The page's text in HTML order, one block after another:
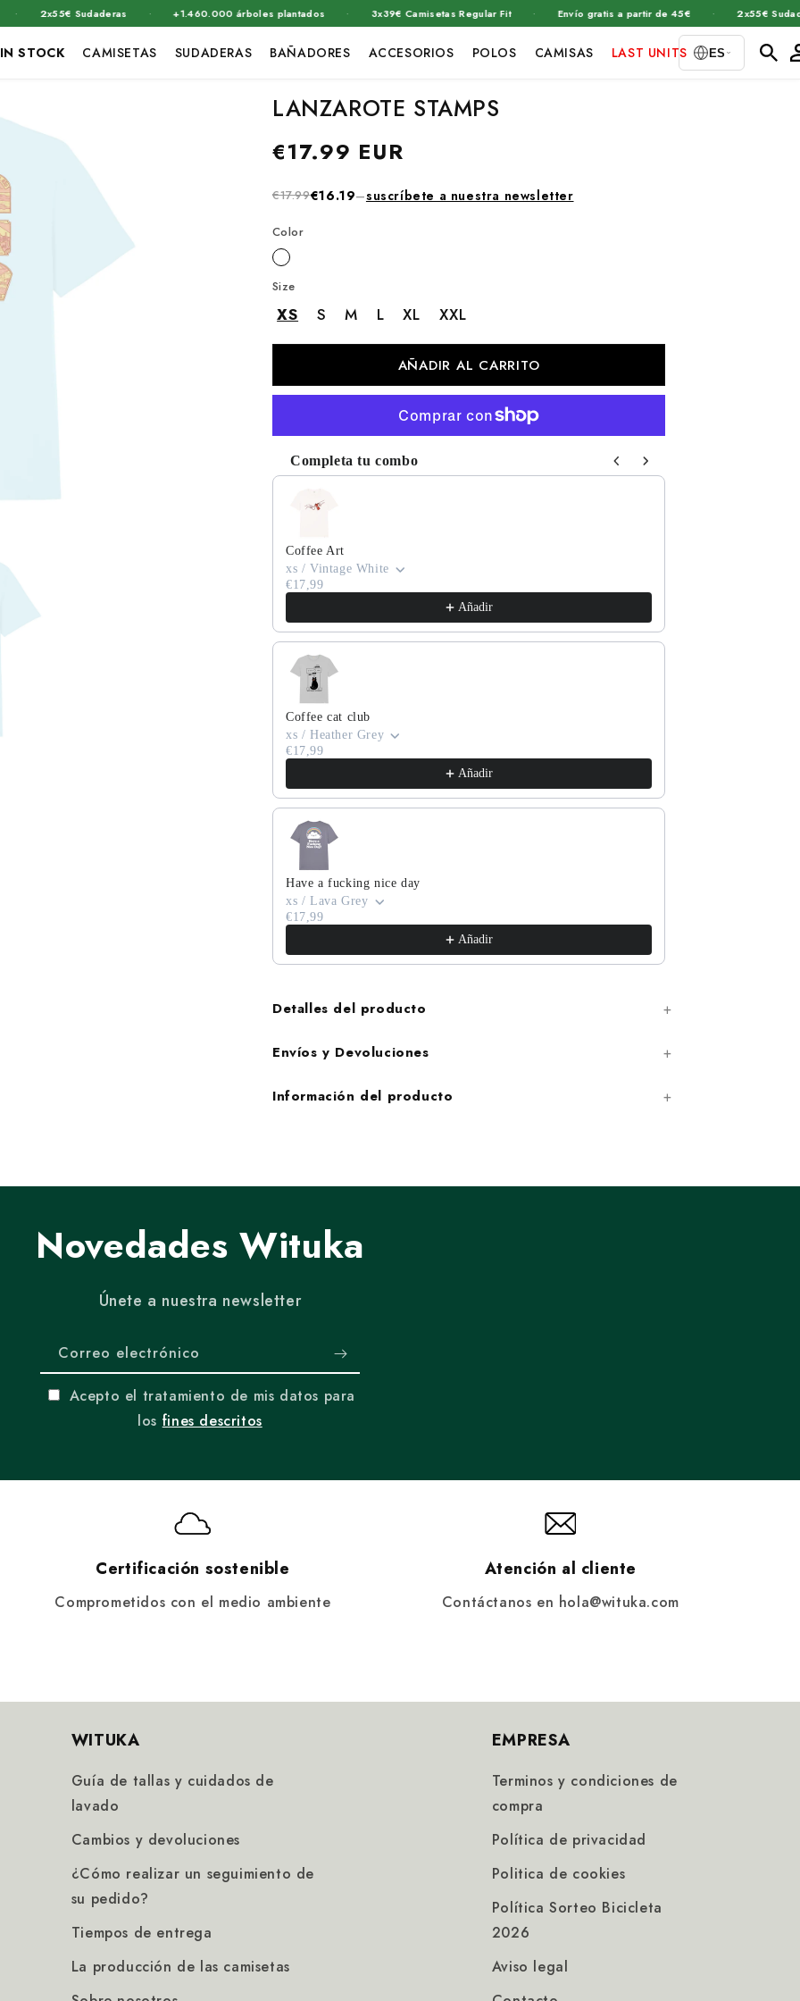
2x55€ Sudaderas · +1.460.000 árboles plantados · 3x39€ Camisetas Regular Fit · Envío gratis a partir de 45€ · 2x55€ Sudaderas
STOCK CAMISETAS SUDADERAS BAÑADORES ACCESORIOS POLOS CAMISAS LAST UNITS ES
LANZAROTE STAMPS
Precio
€17.99 EUR
€17.99€16.19–suscríbete a nuestra newsletter
Size
XS S M L XL XXL
Color
AÑADIR AL CARRITO
Completa tu combo
Use the Previous and Next buttons to navigate through product recommendations,
Coffee Art
xs / Vintage White
€17,99
Añadir
Coffee cat club
xs / Heather Grey
€17,99
Añadir
Have a fucking nice day
xs / Lava Grey
€17,99
Añadir
Detalles del producto
Envíos y Devoluciones
Información del producto
Novedades Wituka
Únete a nuestra newsletter
Correo electrónico
Acepto el tratamiento de mis datos para
los fines descritos
Certificación sostenible
Comprometidos con el medio ambiente
Atención al cliente
Contáctanos en hola@wituka.com
WITUKA
Guía de tallas y cuidados de
lavado
Cambios y devoluciones
¿Cómo realizar un seguimiento de
su pedido?
Tiempos de entrega
La producción de las camisetas
EMPRESA
Terminos y condiciones de
compra
Política de privacidad
Politica de cookies
Política Sorteo Bicicleta
2026
Aviso legal